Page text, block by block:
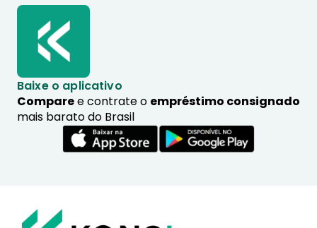
Baixe o aplicativo
Comparee contrate o empréstimo consignado
mais barato do Brasil